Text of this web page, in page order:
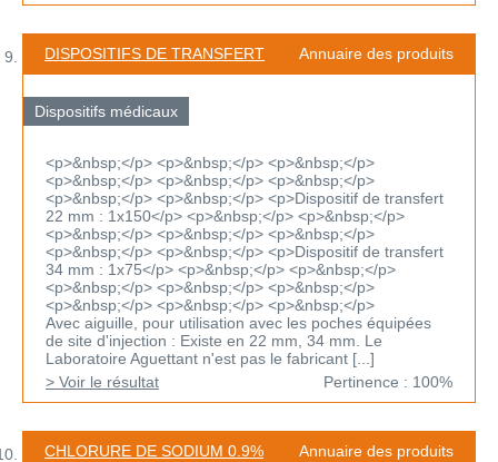
DISPOSITIFS DE TRANSFERT Annuaire des produits
Dispositifs médicaux
<p>&nbsp;</p> <p>&nbsp;</p> <p>&nbsp;</p>
<p>&nbsp;</p> <p>&nbsp;</p> <p>&nbsp;</p>
<p>&nbsp;</p> <p>&nbsp;</p> <p>Dispositif de transfert
22 mm : 1x150</p> <p>&nbsp;</p> <p>&nbsp;</p>
<p>&nbsp;</p> <p>&nbsp;</p> <p>&nbsp;</p>
<p>&nbsp;</p> <p>&nbsp;</p> <p>Dispositif de transfert
34 mm : 1x75</p> <p>&nbsp;</p> <p>&nbsp;</p>
<p>&nbsp;</p> <p>&nbsp;</p> <p>&nbsp;</p>
<p>&nbsp;</p> <p>&nbsp;</p> <p>&nbsp;</p>
Avec aiguille, pour utilisation avec les poches équipées
de site d'injection : Existe en 22 mm, 34 mm. Le
Laboratoire Aguettant n'est pas le fabricant [...]
> Voir le résultat
Pertinence : 100%
CHLORURE DE SODIUM 0.9% Annuaire des produits